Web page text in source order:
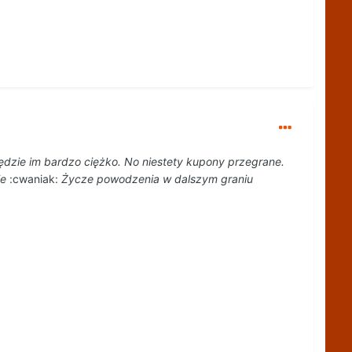
im bardzo ciężko. No niestety kupony przegrane.
:cwaniak: Życze powodzenia w dalszym graniu